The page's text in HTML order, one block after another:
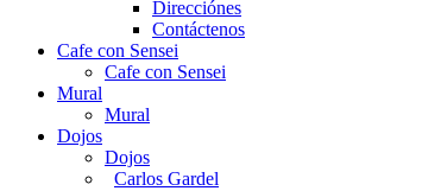
Direcciónes
Contáctenos
Cafe con Sensei
Cafe con Sensei
Mural
Mural
Dojos
Dojos
Carlos Gardel